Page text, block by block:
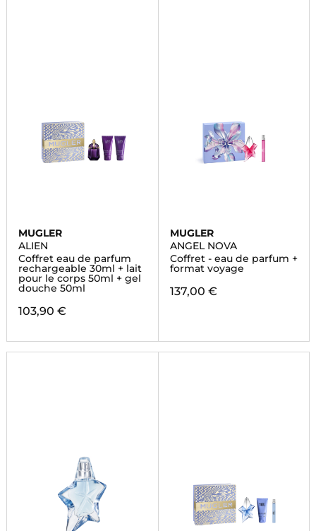
MUGLER
ALIEN
Coffret eau de parfum
rechargeable 30ml + lait
pour le corps 50ml + gel
douche 50ml
103,90 €
MUGLER
ANGEL NOVA
Coffret - eau de parfum +
format voyage
137,00 €